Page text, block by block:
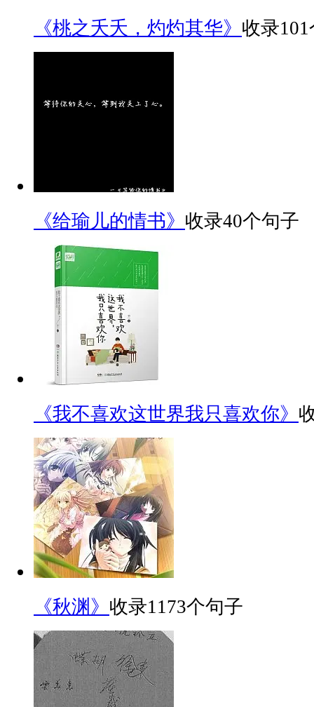
《桃之夭夭，灼灼其华》 收录
《给瑜儿的情书》 收录40个句子
《我不喜欢这世界我只喜欢你》
《秋渊》 收录1173个句子